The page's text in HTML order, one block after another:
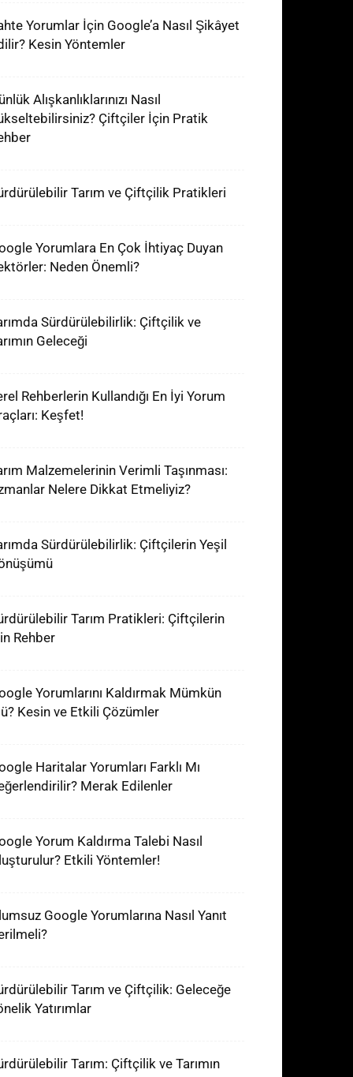
Yorumlar İçin Google’a Nasıl Şikâyet
Kesin Yöntemler
Alışkanlıklarınızı Nasıl
Çiftçiler İçin Pratik
Tarım ve Çiftçilik Pratikleri
Yorumlara En Çok İhtiyaç Duyan
Neden Önemli?
Sürdürülebilirlik: Çiftçilik ve
Geleceği
Rehberlerin Kullandığı En İyi Yorum
Keşfet!
Malzemelerinin Verimli Taşınması:
Nelere Dikkat Etmeliyiz?
Sürdürülebilirlik: Çiftçilerin Yeşil
Tarım Pratikleri: Çiftçilerin
Rehber
Yorumlarını Kaldırmak Mümkün
Kesin ve Etkili Çözümler
Haritalar Yorumları Farklı Mı
Merak Edilenler
Yorum Kaldırma Talebi Nasıl
Etkili Yöntemler!
Google Yorumlarına Nasıl Yanıt
Tarım ve Çiftçilik: Geleceğe
Yatırımlar
Tarım: Çiftçilik ve Tarımın